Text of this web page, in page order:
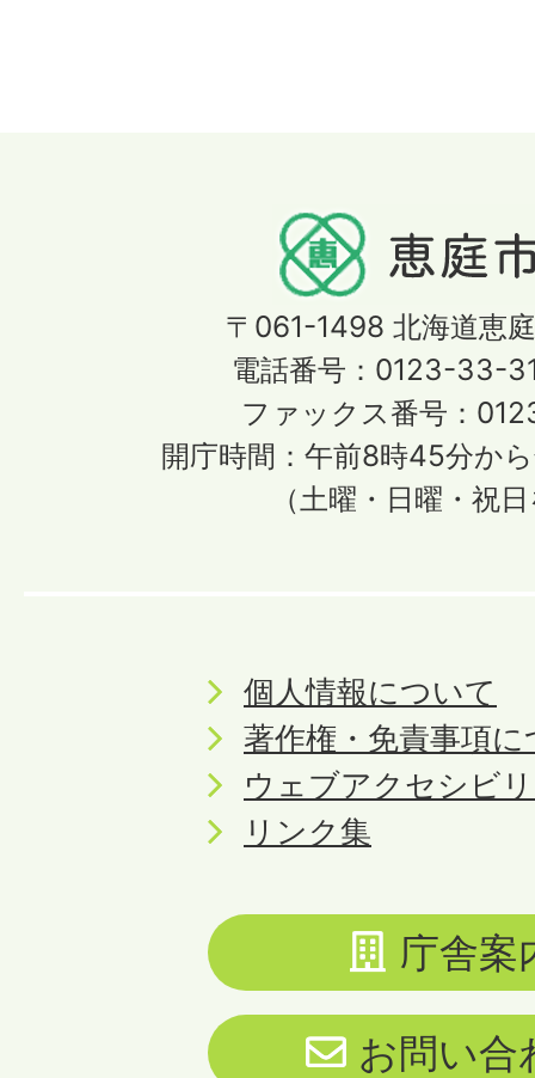
〒061-1498 北海道恵
電話番号：0123-33-
ファックス番号：
開庁時間：午前8時45分か
（土曜・日曜・祝
個人情報について
著作権・免責事項
ウェブアクセシビ
リンク集
庁舎案
お問い合